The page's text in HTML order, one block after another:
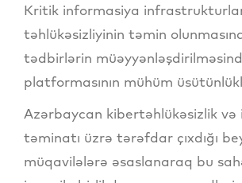
Kritik informasiya
təhlükəsizliyinin təmin
tədbirlərin
platformasının mühüm
Azərbaycan kibertəhlükəsizlik və
təminatı üzrə tərəfdar çıxdığı
müqavilələrə əsaslanaraq bu